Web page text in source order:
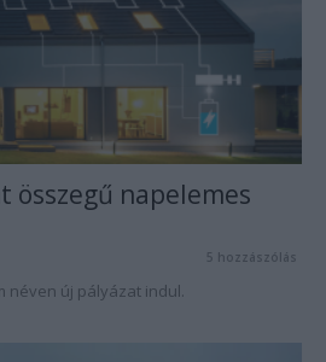
napelemes
5 hozzászólás
néven új pályázat indul.